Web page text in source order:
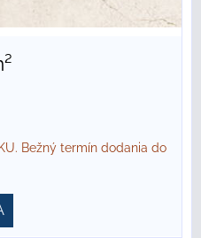
Bežný termín dodania do